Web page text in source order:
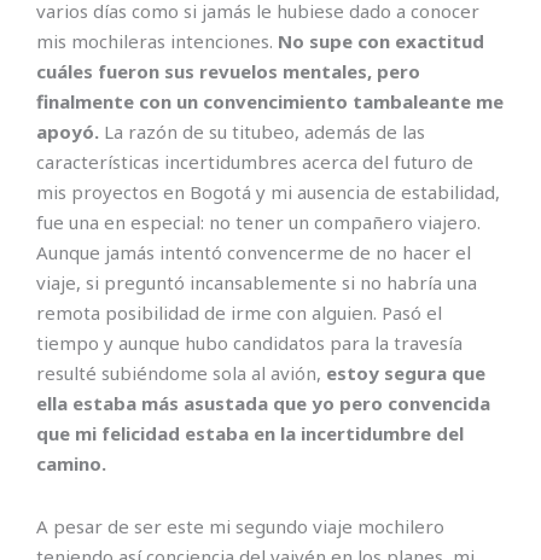
varios días como si jamás le hubiese dado a conocer
mis mochileras intenciones. No supe con exactitud
cuáles fueron sus revuelos mentales, pero
finalmente con un convencimiento tambaleante me
apoyó. La razón de su titubeo, además de las
características incertidumbres acerca del futuro de
mis proyectos en Bogotá y mi ausencia de estabilidad,
fue una en especial: no tener un compañero viajero.
Aunque jamás intentó convencerme de no hacer el
viaje, si preguntó incansablemente si no habría una
remota posibilidad de irme con alguien. Pasó el
tiempo y aunque hubo candidatos para la travesía
resulté subiéndome sola al avión, estoy segura que
ella estaba más asustada que yo pero convencida
que mi felicidad estaba en la incertidumbre del
camino.
A pesar de ser este mi segundo viaje mochilero